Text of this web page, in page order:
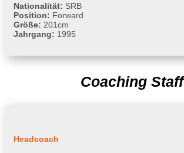
Nationalität: SRB
Position: Forward
Größe: 201cm
Jahrgang: 1995
Coaching Staff
Headcoach